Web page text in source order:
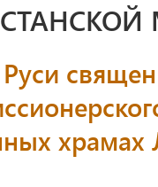
храмах